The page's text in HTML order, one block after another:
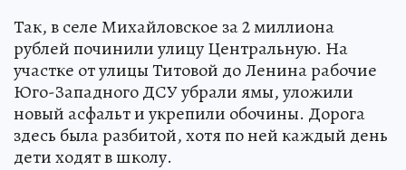
Так, в селе Михайловское за 2 миллиона
рублей починили улицу Центральную. На
участке от улицы Титовой до Ленина рабочие
Юго-Западного ДСУ убрали ямы, уложили
новый асфальт и укрепили обочины. Дорога
здесь была разбитой, хотя по ней каждый день
дети ходят в школу.